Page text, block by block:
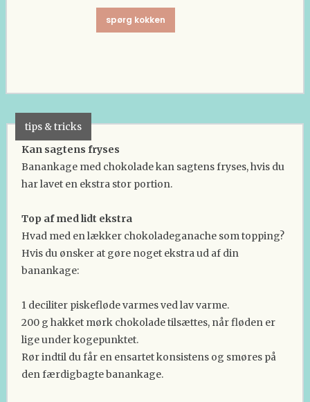
spørg kokken
tips & tricks
Kan sagtens fryses
Banankage med chokolade kan sagtens fryses, hvis du
har lavet en ekstra stor portion.
Top af med lidt ekstra
Hvad med en lækker chokoladeganache som topping?
Hvis du ønsker at gøre noget ekstra ud af din
banankage:
1 deciliter piskefløde varmes ved lav varme.
200 g hakket mørk chokolade tilsættes, når fløden er
lige under kogepunktet.
Rør indtil du får en ensartet konsistens og smøres på
den færdigbagte banankage.